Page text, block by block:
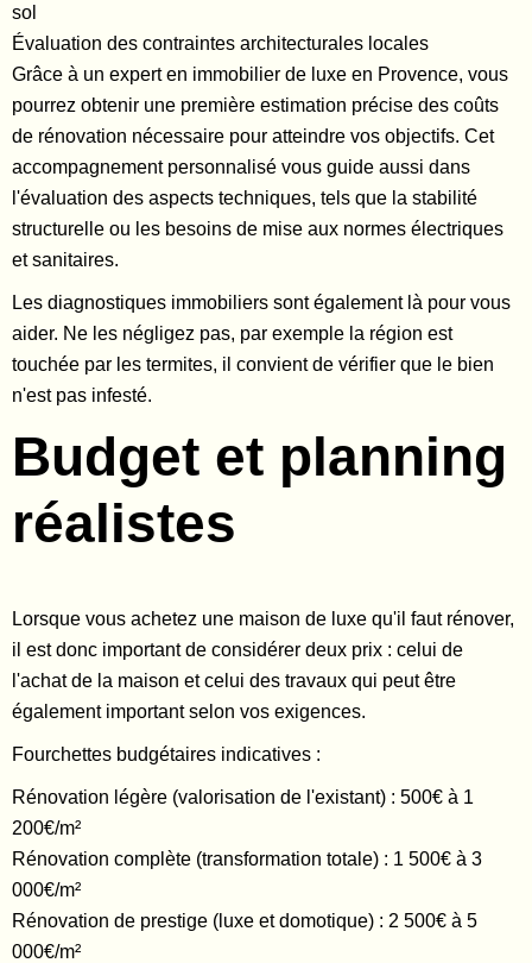
sol
Évaluation des contraintes architecturales locales
Grâce à un expert en immobilier de luxe en Provence, vous
pourrez obtenir une première estimation précise des coûts
de rénovation nécessaire pour atteindre vos objectifs. Cet
accompagnement personnalisé vous guide aussi dans
l'évaluation des aspects techniques, tels que la stabilité
structurelle ou les besoins de mise aux normes électriques
et sanitaires.
Les diagnostiques immobiliers sont également là pour vous
aider. Ne les négligez pas, par exemple la région est
touchée par les termites, il convient de vérifier que le bien
n'est pas infesté.
Budget et planning
réalistes
Lorsque vous achetez une maison de luxe qu'il faut rénover,
il est donc important de considérer deux prix : celui de
l'achat de la maison et celui des travaux qui peut être
également important selon vos exigences.
Fourchettes budgétaires indicatives :
Rénovation légère (valorisation de l'existant) : 500€ à 1
200€/m²
Rénovation complète (transformation totale) : 1 500€ à 3
000€/m²
Rénovation de prestige (luxe et domotique) : 2 500€ à 5
000€/m²